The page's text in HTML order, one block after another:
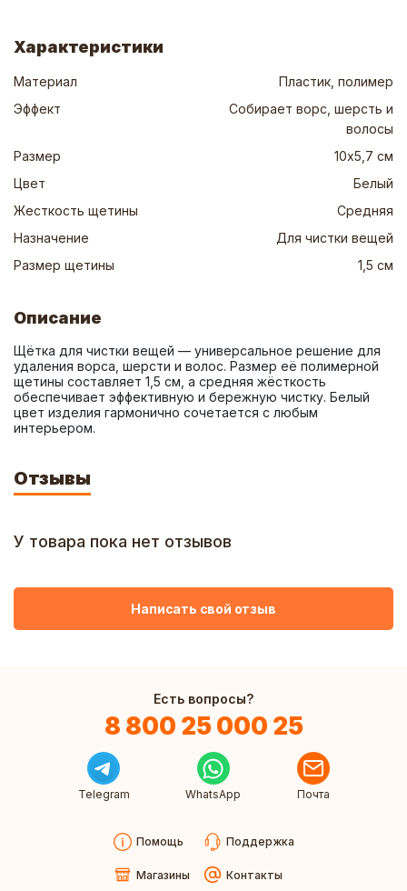
Характеристики
Материал
Пластик, полимер
Эффект
Собирает ворс, шерсть и
волосы
Размер
10х5,7 см
Цвет
Белый
Жесткость щетины
Средняя
Назначение
Для чистки вещей
Размер щетины
1,5 см
Описание
Щётка для чистки вещей — универсальное решение для
удаления ворса, шерсти и волос. Размер её полимерной
щетины составляет 1,5 см, а средняя жёсткость
обеспечивает эффективную и бережную чистку. Белый
цвет изделия гармонично сочетается с любым
интерьером.
Отзывы
У товара пока нет отзывов
Написать свой отзыв
Есть вопросы?
8 800 25 000 25
Telegram WhatsApp Почта
Помощь Поддержка
Магазины Контакты